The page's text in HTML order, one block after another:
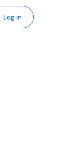
Log in